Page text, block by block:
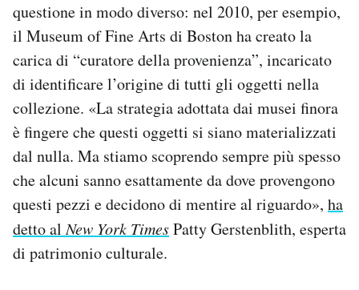
questione in modo diverso: nel 2010, per esempio,
il Museum of Fine Arts di Boston ha creato la
carica di “curatore della provenienza”, incaricato
di identificare l’origine di tutti gli oggetti nella
collezione. «La strategia adottata dai musei finora
è fingere che questi oggetti si siano materializzati
dal nulla. Ma stiamo scoprendo sempre più spesso
che alcuni sanno esattamente da dove provengono
questi pezzi e decidono di mentire al riguardo», ha
detto alNew York TimesPatty Gerstenblith, esperta
di patrimonio culturale.